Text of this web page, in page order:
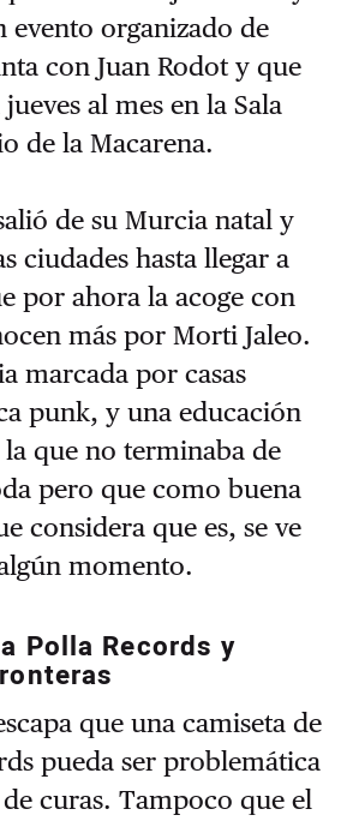
evento organizado de
con Juan Rodot y que
al mes en la Sala
de la Macarena.
de su Murcia natal y
ciudades hasta llegar a
por ahora la acoge con
más por Morti Jaleo.
marcada por casas
punk, y una educación
que no terminaba de
pero que como buena
considera que es, se ve
momento.
Polla Records y
que una camiseta de
pueda ser problemática
curas. Tampoco que el